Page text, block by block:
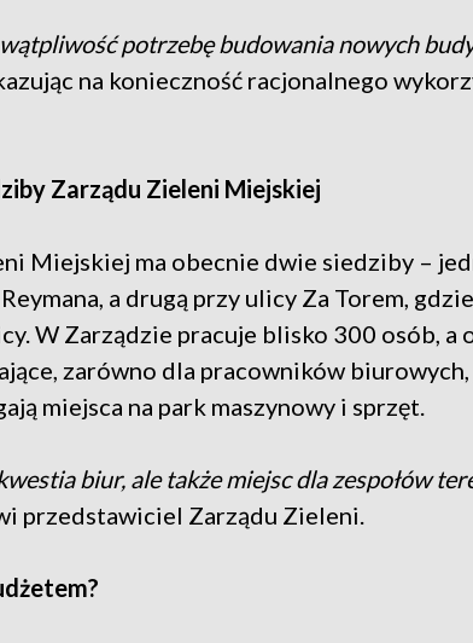
wątpliwość potrzebę budowania nowych
na konieczność racjonalnego
Zarządu Zieleni Miejskiej
Miejskiej ma obecnie dwie siedziby –
a drugą przy ulicy Za Torem,
W Zarządzie pracuje blisko 300 osób, a
zarówno dla pracowników biurowych,
miejsca na park maszynowy i sprzęt.
biur, ale także miejsc dla zespołów
przedstawiciel Zarządu Zieleni.